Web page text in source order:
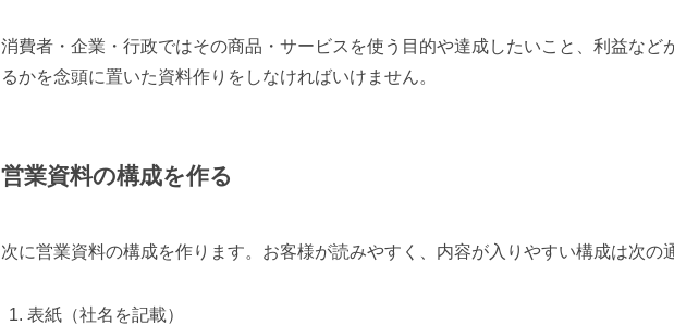
消費者・企業・行政ではその商品・サービスを使う目的や達成したいこと、利益など
るかを念頭に置いた資料作りをしなければいけません。
営業資料の構成を作る
次に営業資料の構成を作ります。お客様が読みやすく、内容が入りやすい構成は次の
表紙（社名を記載）